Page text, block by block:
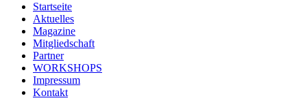
Startseite
Aktuelles
Magazine
Mitgliedschaft
Partner
WORKSHOPS
Impressum
Kontakt